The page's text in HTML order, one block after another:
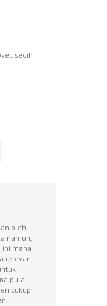
sedih
oleh
namun,
ini mana
relevan.
pula
cukup